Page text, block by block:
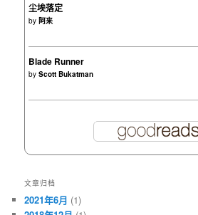
尘埃落定
by阿来
Blade Runner
byScott Bukatman
文章归档
2021年6月 (1)